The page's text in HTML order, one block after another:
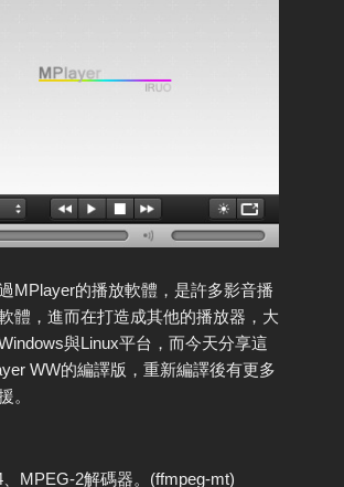
MPlayer的播放軟體，是許多影音播
體，進而在打造成其他的播放器，大
與Linux平台，而今天分享這
WW的編譯版，重新編譯後有更多
。
MPEG-2解碼器。(ffmpeg-mt)